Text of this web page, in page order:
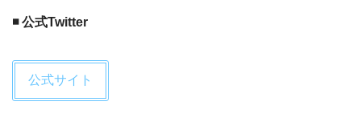
◾️ 公式Twitter
公式サイト